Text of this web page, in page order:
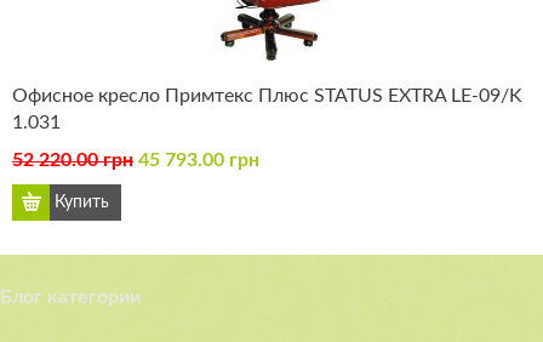
Офисное кресло Примтекс Плюс STATUS EXTRA LE-09/K
1.031
52 220.00 грн 45 793.00 грн
Блог категории